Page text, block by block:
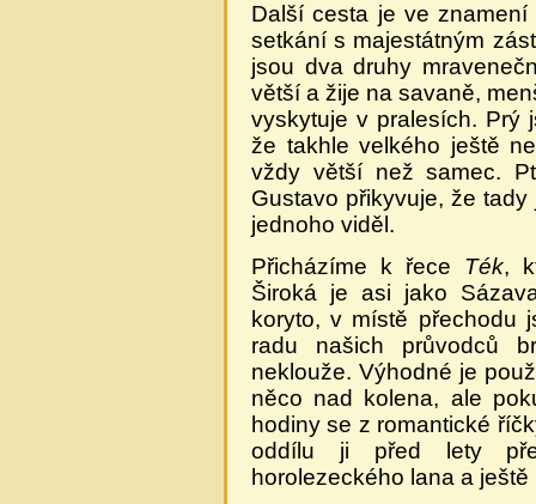
Další cesta je ve
setkání s majestátným
jsou dva druhy
větší a žije na savaně,
vyskytuje v pralesích. Prý
že takhle velkého ještě
vždy větší než samec.
Gustavo přikyvuje, že
jednoho viděl.
Přicházíme k řece Ték,
Široká je asi jako
koryto, v místě přechodu
radu našich průvodců
neklouže. Výhodné je
něco nad kolena, ale
hodiny se z romantické
oddílu ji před lety
horolezeckého lana a